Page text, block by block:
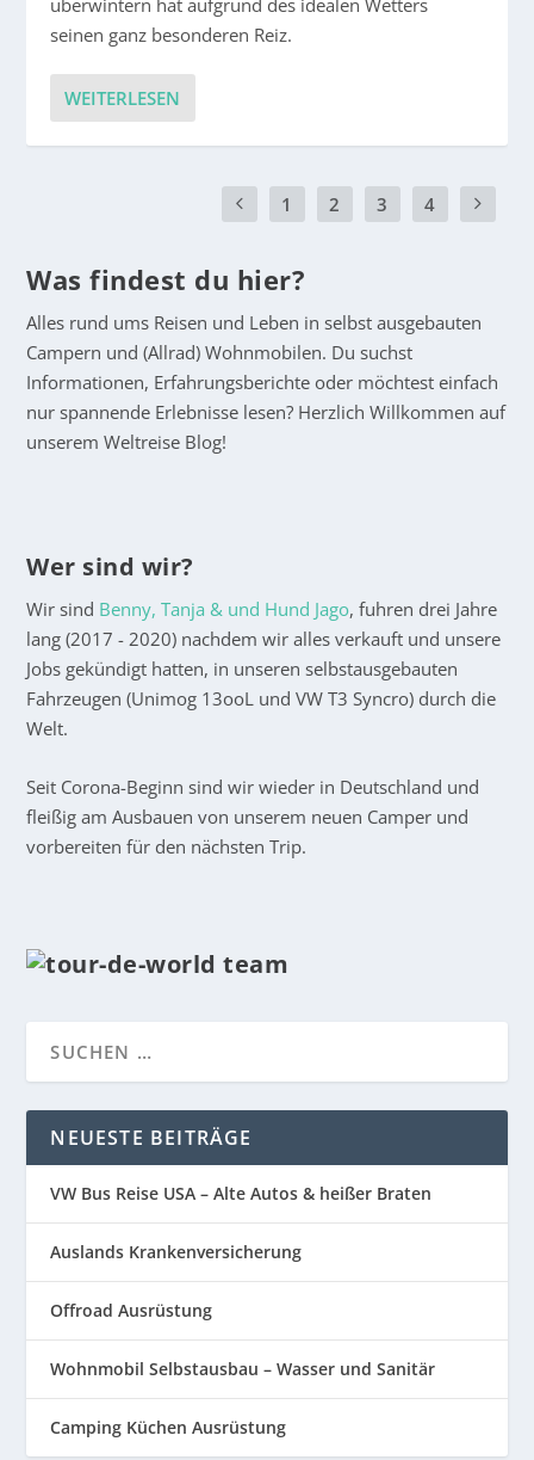
überwintern hat aufgrund des idealen Wetters
seinen ganz besonderen Reiz.
WEITERLESEN
1 2 3 4
Was findest du hier?
Alles rund ums Reisen und Leben in selbst ausgebauten
Campern und (Allrad) Wohnmobilen. Du suchst
Informationen, Erfahrungsberichte oder möchtest einfach
nur spannende Erlebnisse lesen? Herzlich Willkommen auf
unserem Weltreise Blog!
Wer sind wir?
Wir sind Benny, Tanja & und Hund Jago, fuhren drei Jahre
lang (2017 - 2020) nachdem wir alles verkauft und unsere
Jobs gekündigt hatten, in unseren selbstausgebauten
Fahrzeugen (Unimog 13ooL und VW T3 Syncro) durch die
Welt.
Seit Corona-Beginn sind wir wieder in Deutschland und
fleißig am Ausbauen von unserem neuen Camper und
vorbereiten für den nächsten Trip.
NEUESTE BEITRÄGE
VW Bus Reise USA – Alte Autos & heißer Braten
Auslands Krankenversicherung
Offroad Ausrüstung
Wohnmobil Selbstausbau – Wasser und Sanitär
Camping Küchen Ausrüstung